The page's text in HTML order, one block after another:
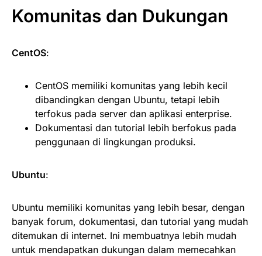
Komunitas dan Dukungan
CentOS:
CentOS memiliki komunitas yang lebih kecil
dibandingkan dengan Ubuntu, tetapi lebih
terfokus pada server dan aplikasi enterprise.
Dokumentasi dan tutorial lebih berfokus pada
penggunaan di lingkungan produksi.
Ubuntu:
Ubuntu memiliki komunitas yang lebih besar, dengan
banyak forum, dokumentasi, dan tutorial yang mudah
ditemukan di internet. Ini membuatnya lebih mudah
untuk mendapatkan dukungan dalam memecahkan